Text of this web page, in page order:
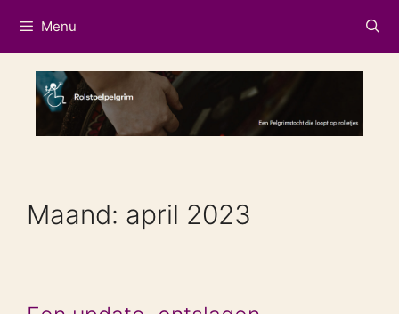
naar
de
inhoud
Menu
Maand: april 2023